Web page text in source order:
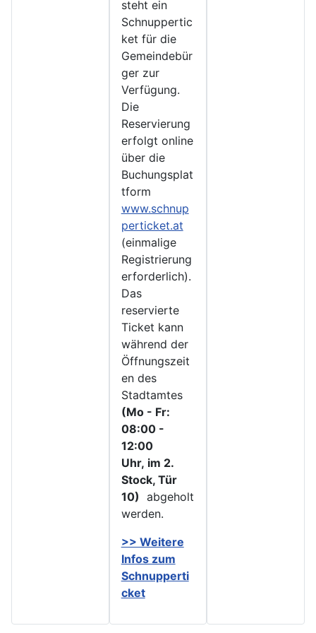
steht ein
Schnuppertic
ket für die
Gemeindebür
ger zur
Verfügung.
Die
Reservierung
erfolgt online
über die
Buchungsplat
tform
www.schnup
perticket.at
(einmalige
Registrierung
erforderlich).
Das
reservierte
Ticket kann
während der
Öffnungszeit
en des
Stadtamtes
(Mo - Fr:
08:00 -
12:00
Uhr, im 2.
Stock, Tür
10) abgeholt
werden.
>> Weitere
Infos zum
Schnupperti
cket